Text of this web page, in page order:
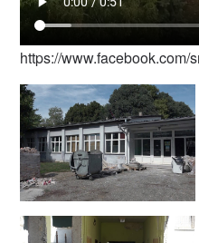
https://www.facebook.com/